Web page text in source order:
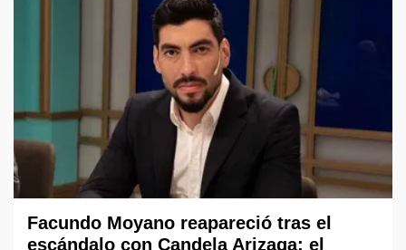
Facundo Moyano reapareció tras el
escándalo con Candela Arizaga: el